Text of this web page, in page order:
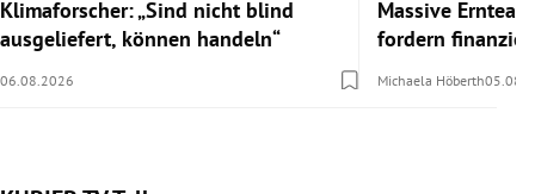
Klimaforscher: „Sind nicht blind
ausgeliefert, können handeln“
06.08.2026
Massive
fordern
Michaela Höberth